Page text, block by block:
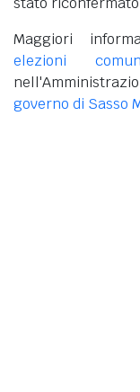
Maggiori
elezioni
governo di Sasso